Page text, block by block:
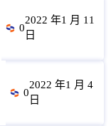
0
2022 年1 月 11
日
0
2022 年1 月 4
日